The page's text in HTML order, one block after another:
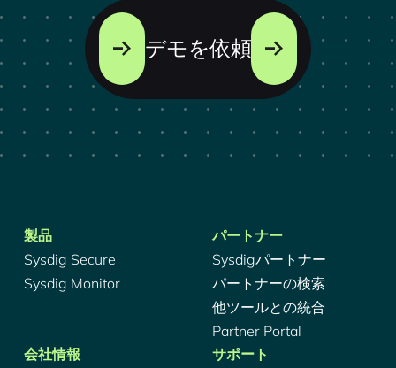
デモを依頼
製品
Sysdig Secure
Sysdig Monitor
パートナー
Sysdigパートナー
パートナーの検索
他ツールとの統合
Partner Portal
会社情報 サポート